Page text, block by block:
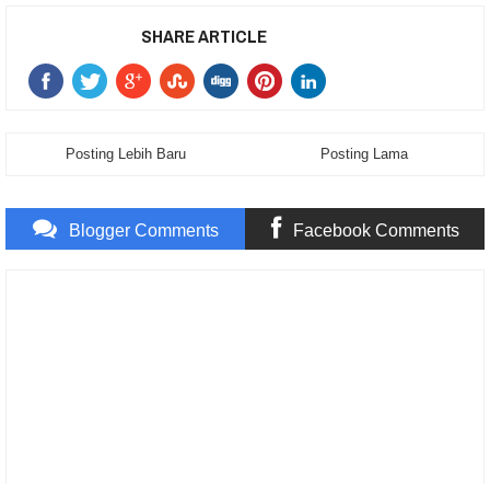
SHARE ARTICLE
Posting Lebih Baru Posting Lama
Blogger Comments Facebook Comments